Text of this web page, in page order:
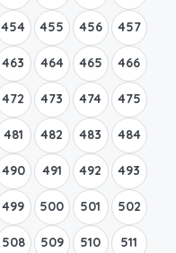
454 455 456 457
463 464 465 466
472 473 474 475
481 482 483 484
490 491 492 493
499 500 501 502
508 509 510 511